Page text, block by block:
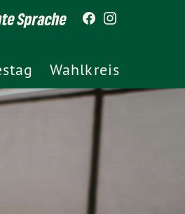
Sprache
Wahlkreis